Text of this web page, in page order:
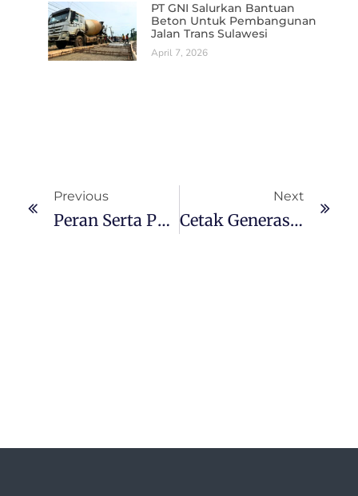
PT GNI Salurkan Bantuan
Beton Untuk Pembangunan
Jalan Trans Sulawesi
April 7, 2026
Previous
Peran Serta PT GNI Dalam Pembangunan Masjid Di Desa Bunta
Next
Cetak Generasi Muda Unggul, PT GNI Berikan Beasiswa Ke Masyarakat Sekitar Industri